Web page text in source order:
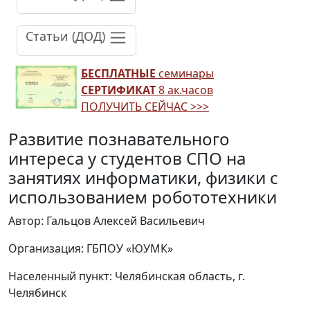
Статьи (ДОД)
БЕСПЛАТНЫЕ семинары
СЕРТИФИКАТ8 ак.часов
ПОЛУЧИТЬ СЕЙЧАС >>>
Развитие познавательного
интереса у студентов СПО на
занятиях информатики, физики с
использованием робототехники
Автор: Гальцов Алексей Васильевич
Организация: ГБПОУ «ЮУМК»
Населенный пункт: Челябинская область, г.
Челябинск